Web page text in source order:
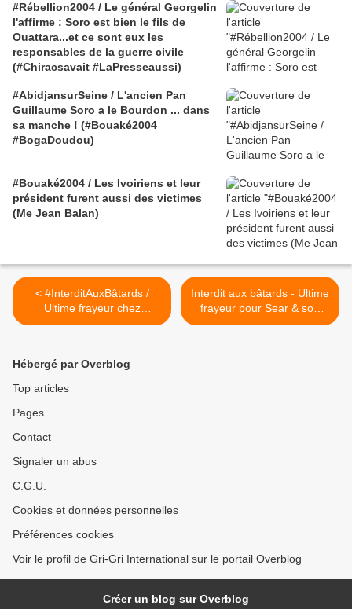
#Rébellion2004 / Le général Georgelin
l'affirme : Soro est bien le fils de
Ouattara...et ce sont eux les
responsables de la guerre civile
(#Chiracsavait #LaPresseaussi)
#AbidjansurSeine / L'ancien Pan
Guillaume Soro a le Bourdon ... dans
sa manche ! (#Bouaké2004
#BogaDoudou)
#Bouaké2004 / Les Ivoiriens et leur
président furent aussi des victimes
(Me Jean Balan)
< #InterditAuxBâtards /
Ultime frayeur chez
l'imprimeur pour Sear & son
Interdit aux bâtards - Ultime
frayeur pour Sear & son
éditeur chez l'imprimeur >
Hébergé par Overblog
Top articles
Pages
Contact
Signaler un abus
C.G.U.
Cookies et données personnelles
Préférences cookies
Voir le profil de Gri-Gri International sur le portail Overblog
Créer un blog sur Overblog